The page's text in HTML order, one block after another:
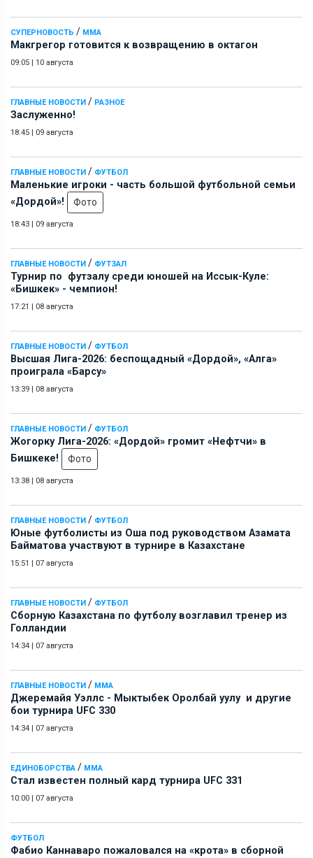
СУПЕРНОВОСТЬ / ММА
Макгрегор готовится к возвращению в октагон
09:05 | 10 августа
ГЛАВНЫЕ НОВОСТИ / РАЗНОЕ
Заслуженно!
18:45 | 09 августа
ГЛАВНЫЕ НОВОСТИ / ФУТБОЛ
Маленькие игроки - часть большой футбольной семьи
«Дордой»!
Фото
18:43 | 09 августа
ГЛАВНЫЕ НОВОСТИ / ФУТЗАЛ
Турнир по футзалу среди юношей на Иссык-Куле:
«Бишкек» - чемпион!
17:21 | 08 августа
ГЛАВНЫЕ НОВОСТИ / ФУТБОЛ
Высшая Лига-2026: беспощадный «Дордой», «Алга»
проиграла «Барсу»
13:39 | 08 августа
ГЛАВНЫЕ НОВОСТИ / ФУТБОЛ
Жогорку Лига-2026: «Дордой» громит «Нефтчи» в
Бишкеке!
Фото
13:38 | 08 августа
ГЛАВНЫЕ НОВОСТИ / ФУТБОЛ
Юные футболисты из Оша под руководством Азамата
Байматова участвуют в турнире в Казахстане
15:51 | 07 августа
ГЛАВНЫЕ НОВОСТИ / ФУТБОЛ
Сборную Казахстана по футболу возглавил тренер из
Голландии
14:34 | 07 августа
ГЛАВНЫЕ НОВОСТИ / ММА
Джеремайя Уэллс - Мыктыбек Оролбай уулу и другие
бои турнира UFC 330
14:34 | 07 августа
ЕДИНОБОРСТВА / ММА
Стал известен полный кард турнира UFC 331
10:00 | 07 августа
ФУТБОЛ
Фабио Каннаваро пожаловался на «крота» в сборной